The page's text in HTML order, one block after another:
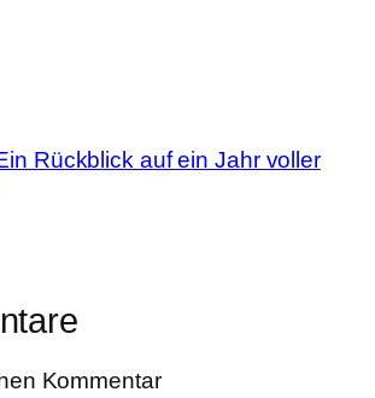
Rückblick auf ein Jahr voller
Kommentar